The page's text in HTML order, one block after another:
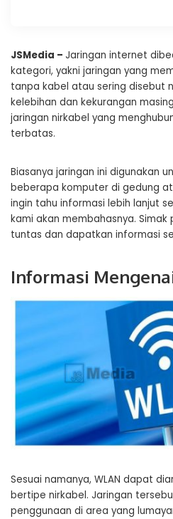
JSMedia – Jaringan internet
kategori, yakni jaringan yang
tanpa kabel atau sering disebut
kelebihan dan kekurangan
jaringan nirkabel yang
terbatas.
Biasanya jaringan ini digunakan
beberapa komputer di gedung
ingin tahu informasi lebih lanjut
kami akan membahasnya. Simak
tuntas dan dapatkan informasi
Informasi
Sesuai namanya, WLAN dapat
bertipe nirkabel. Jaringan
penggunaan di area yang